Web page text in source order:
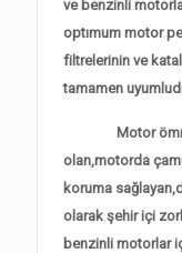
ve benzinli
optımum motor
filtrelerinin ve
tamamen
Motor
olan,motorda
koruma
olarak şehir içi
benzinli motorlar